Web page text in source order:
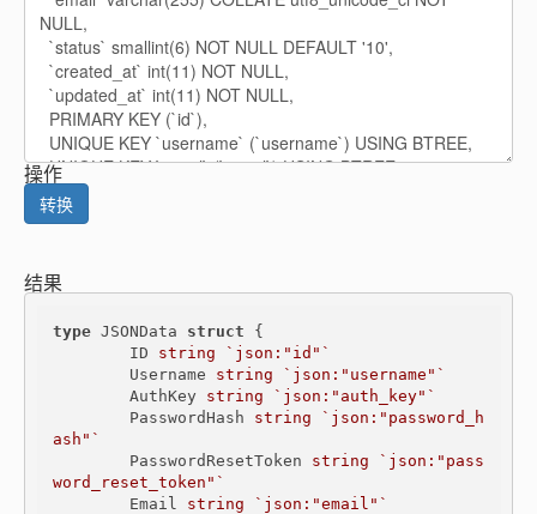
操作
转换
结果
type JSONData struct {
	ID
string
`json:"id"`
	Username
string
`json:"username"`
	AuthKey
string
`json:"auth_key"`
	PasswordHash
string
`json:"password_h
ash"`
PasswordResetToken string
`json:"pass
word_reset_token"`
Email string
`json:"email"`